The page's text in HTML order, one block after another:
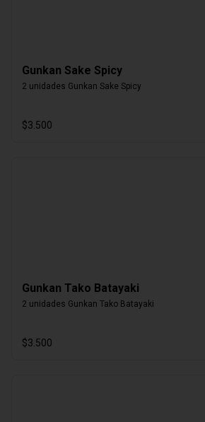
Gunkan Sake Spicy
2 unidades Gunkan Sake Spicy
$3.500
Gunkan Tako Batayaki
2 unidades Gunkan Tako Batayaki
$3.500